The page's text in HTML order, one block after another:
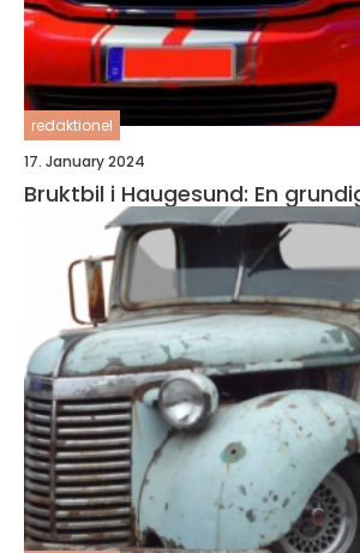
redaktionel
17. January 2024
Bruktbil i Haugesund: En